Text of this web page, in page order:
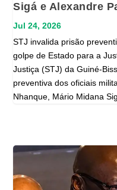
Sigá e Alexandre
Jul 24, 2026
STJ invalida prisão
golpe de Estado para a
Justiça (STJ) da Guiné-
preventiva dos oficiais
Nhanque, Mário Midana